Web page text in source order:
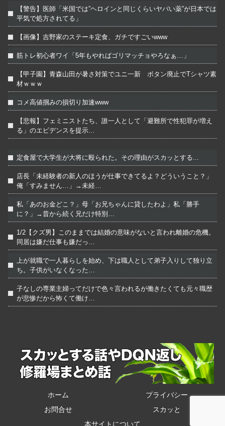
【警告】医師「米国では”ヘロインと同じくらいヤバい薬”が日本では
平気で処方されてる」
【画像】吉野家のステーキ定食、ガチですごいwww
筋トレ初心者ワイ「5年もやればゴリマッチョやろなぁ…」
【甲子園】青森山田が暑さ対策でユニ一新 ボタン廃止でTシャツ素
材ｗｗｗ
コメ高値掴みの損切り加速www
【悲報】フェミニストたち、誰一人として「避難所で性犯罪が増え
る」のエビデンスを提示…
定食屋で大学生が大将に殴られた。その理由がスカッとする...
店長「未経験者の新人のほうが仕事できてるよ？どういうこと？」
俺「すみません…」→未経…
私「あのお金どこ？」母「お兄ちゃんに貸したわよ」私「勝手
に？」→昔から続く兄だけ特別…
1/2【クズ男】このままでは結婚の意味がないと言われ離婚の危機。
同居は嫌だ仕事も嫌だっ…
上が就職で一人暮らしを始め、下は職人として弟子入りして独り立
ち。子供がいなくなった…
子なしの専業主婦ってだけで色々言われるが働きたくても元々職歴
が悲惨だから怖くて働け…
ホーム
プライバシー
お問合せ
スカッと
本サイトについて